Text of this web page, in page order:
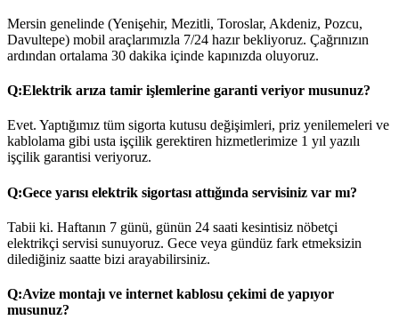
Mersin genelinde (Yenişehir, Mezitli, Toroslar, Akdeniz, Pozcu,
Davultepe) mobil araçlarımızla 7/24 hazır bekliyoruz. Çağrınızın
ardından ortalama 30 dakika içinde kapınızda oluyoruz.
Q:Elektrik arıza tamir işlemlerine garanti veriyor musunuz?
Evet. Yaptığımız tüm sigorta kutusu değişimleri, priz yenilemeleri ve
kablolama gibi usta işçilik gerektiren hizmetlerimize 1 yıl yazılı
işçilik garantisi veriyoruz.
Q:Gece yarısı elektrik sigortası attığında servisiniz var mı?
Tabii ki. Haftanın 7 günü, günün 24 saati kesintisiz nöbetçi
elektrikçi servisi sunuyoruz. Gece veya gündüz fark etmeksizin
dilediğiniz saatte bizi arayabilirsiniz.
Q:Avize montajı ve internet kablosu çekimi de yapıyor
musunuz?